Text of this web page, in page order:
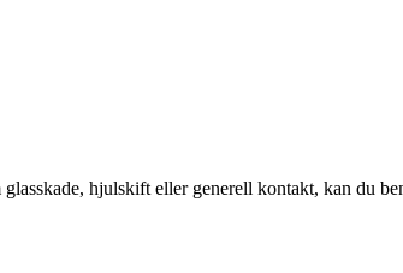
hjulskift eller generell kontakt, kan du